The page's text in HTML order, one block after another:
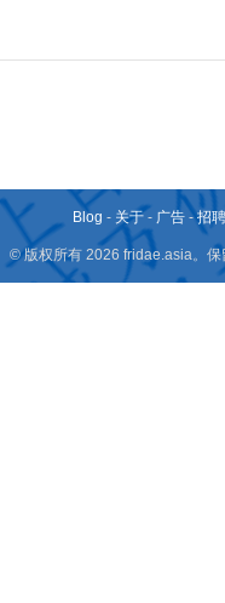
Blog - 关于 - 广告 -招
© 版权所有 2026 fridae.asia。